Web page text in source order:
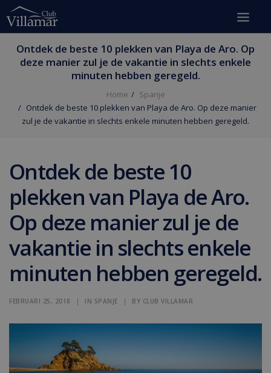
Ontdek de beste 10 plekken van Playa de Aro. Op
deze manier zul je de vakantie in slechts enkele
minuten hebben geregeld.
Home
Spanje
Ontdek de beste 10 plekken van Playa de Aro. Op deze manier
zul je de vakantie in slechts enkele minuten hebben geregeld.
Ontdek de beste 10
plekken van Playa de Aro.
Op deze manier zul je de
vakantie in slechts enkele
minuten hebben geregeld.
FEBRUARI 25, 2018 | IN SPANJE | BY CLUB VILLAMAR